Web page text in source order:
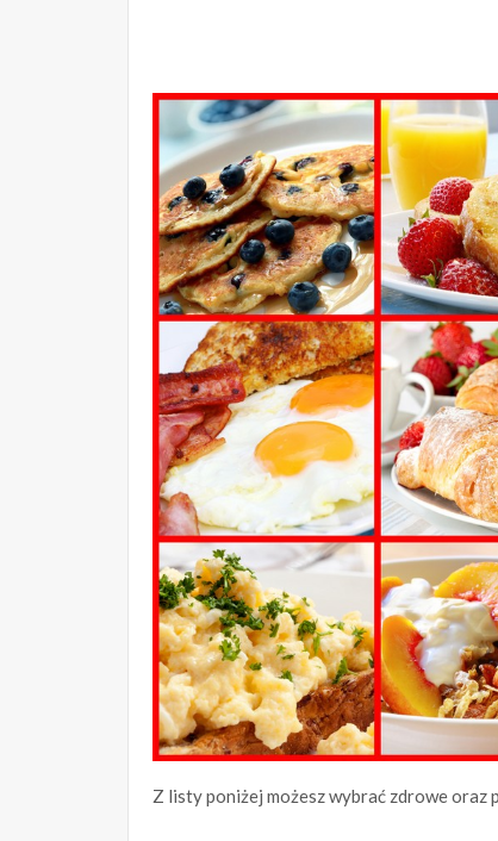
Z listy poniżej możesz wybrać zdrowe oraz